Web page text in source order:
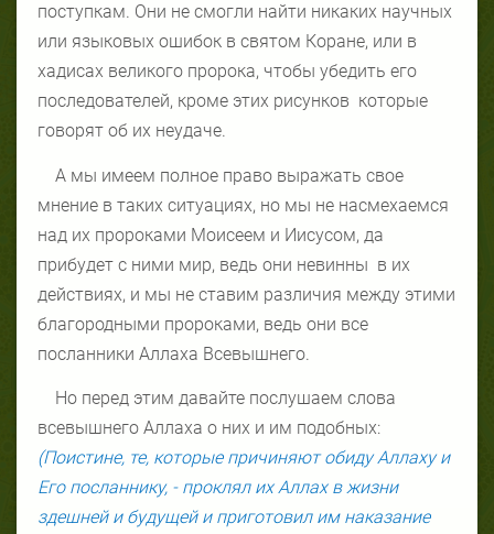
поступкам. Они не смогли найти никаких научных
или языковых ошибок в святом Коране, или в
хадисах великого пророка, чтобы убедить его
последователей, кроме этих рисунков которые
говорят об их неудаче.
А мы имеем полное право выражать свое
мнение в таких ситуациях, но мы не насмехаемся
над их пророками Моисеем и Иисусом, да
прибудет с ними мир, ведь они невинны в их
действиях, и мы не ставим различия между этими
благородными пророками, ведь они все
посланники Аллаха Всевышнего.
Но перед этим давайте послушаем слова
всевышнего Аллаха о них и им подобных:
(Поистине, те, которые причиняют обиду Аллаху и
Его посланнику, - проклял их Аллах в жизни
здешней и будущей и приготовил им наказание